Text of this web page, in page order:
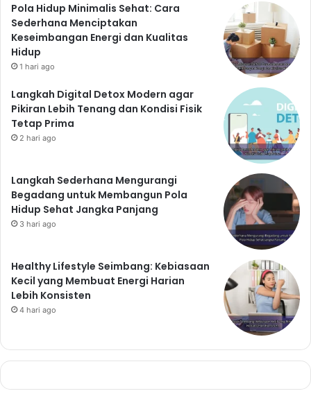
Pola Hidup Minimalis Sehat: Cara
Sederhana Menciptakan
Keseimbangan Energi dan Kualitas
Hidup
1 hari ago
Langkah Digital Detox Modern agar
Pikiran Lebih Tenang dan Kondisi Fisik
Tetap Prima
2 hari ago
Langkah Sederhana Mengurangi
Begadang untuk Membangun Pola
Hidup Sehat Jangka Panjang
3 hari ago
Healthy Lifestyle Seimbang: Kebiasaan
Kecil yang Membuat Energi Harian
Lebih Konsisten
4 hari ago